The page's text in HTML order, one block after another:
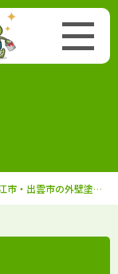
外壁塗装＆屋根塗装KIJIMA